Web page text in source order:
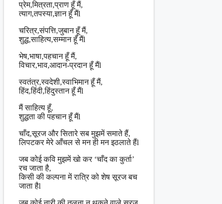
प्रेम,मित्रता,प्राण हूँ मैं,
त्याग,तपस्या,ज्ञान हूँ मैंl
चरित्र,संपत्ति,जुबान हूँ मैं,
शुद्ध,साहित्य,सम्मान हूँ मैंl
भेष,भाषा,पहचान हूँ मैं,
विचार,भाव,आदान-प्रदान हूँ मैंl
स्वतंत्र,स्वदेशी,स्वाभिमान हूँ मैं,
हिंद,हिंदी,हिंदुस्तान हूँ मैंl
मैं साहित्य हूँ,
शुद्धता की पहचान हूँ मैंl
चाँद,सूरज और सितारे सब मुझमें समाते हैं,
लिपटकर मेरे आँचल से मन ही मन इठलाते हैंl
जब कोई कवि मुझमें खो कर ‘चाँद का कुर्ता’
रच जाता है,
किसी की कल्पना में रात्रि को शेष सूरज बच
जाता हैl